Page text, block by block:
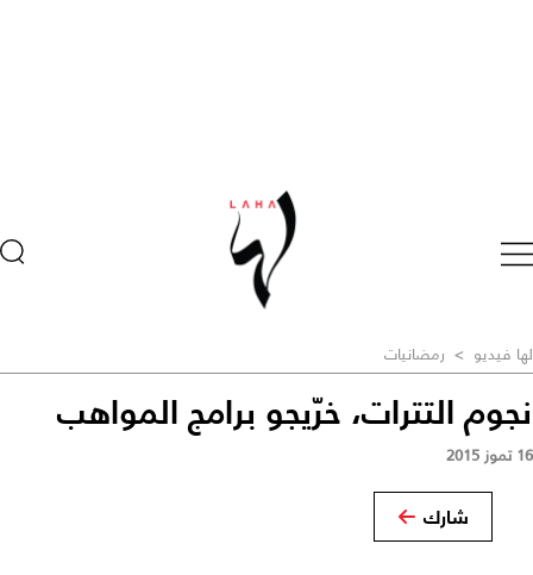
لها فيديو > رمضانيات
نجوم التترات، خرّيجو برامج المواهب
16 تموز 2015
شارك